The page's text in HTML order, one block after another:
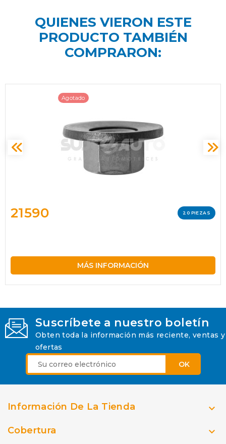
QUIENES VIERON ESTE
PRODUCTO TAMBIÉN
COMPRARON:
Agotado
21590 20 PIEZAS
MÁS INFORMACIÓN
Suscríbete a nuestro boletín
Obten toda la información más reciente, ventas y
ofertas
Información De La Tienda 
Cobertura 